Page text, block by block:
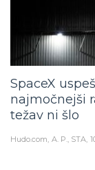
SpaceX
najmočnejši
težav ni šlo
Hudo.com A. P., STA